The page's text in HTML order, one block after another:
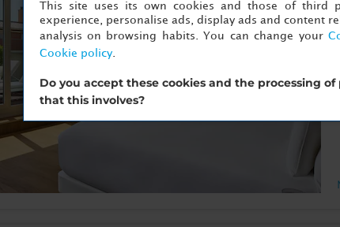
This site uses its own cookies and those of third
experience, personalise ads, display ads and content
analysis on browsing habits. You can change your
Cookie policy.
Do you accept these cookies and the processing of
that this involves?